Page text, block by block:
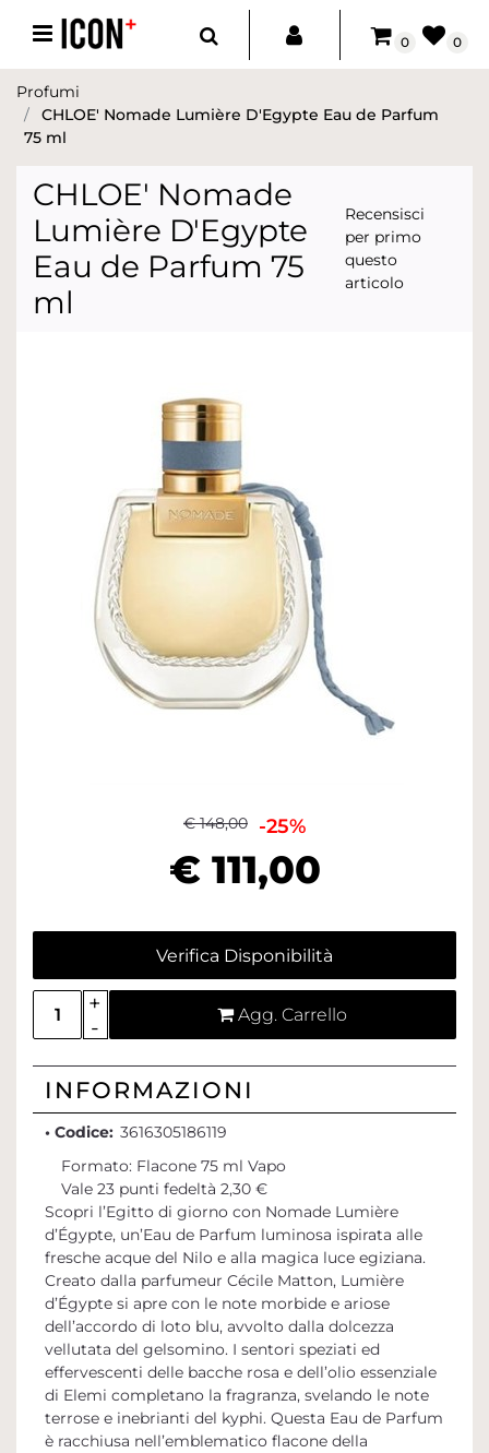
Open menu
0 0
Profumi
CHLOE' Nomade Lumière D'Egypte Eau de Parfum
75 ml
CHLOE' Nomade
Lumière D'Egypte
Eau de Parfum 75
ml
Recensisci
per primo
questo
articolo
€ 148,00 -25%
€ 111,00
Verifica Disponibilità
Quantità
Agg. Carrello
INFORMAZIONI
• Codice: 3616305186119
Formato: Flacone 75 ml Vapo
Vale 23 punti fedeltà 2,30 €
Scopri l’Egitto di giorno con Nomade Lumière
d’Égypte, un’Eau de Parfum luminosa ispirata alle
fresche acque del Nilo e alla magica luce egiziana.
Creato dalla parfumeur Cécile Matton, Lumière
d’Égypte si apre con le note morbide e ariose
dell’accordo di loto blu, avvolto dalla dolcezza
vellutata del gelsomino. I sentori speziati ed
effervescenti delle bacche rosa e dell’olio essenziale
di Elemi completano la fragranza, svelando le note
terrose e inebrianti del kyphi. Questa Eau de Parfum
è racchiusa nell’emblematico flacone della